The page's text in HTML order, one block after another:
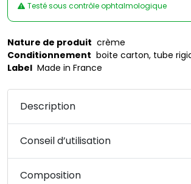
Testé sous contrôle ophtalmologique
Nature de produit crème
Conditionnement boite carton, tube
Label Made in France
Description
Conseil d’utilisation
Composition